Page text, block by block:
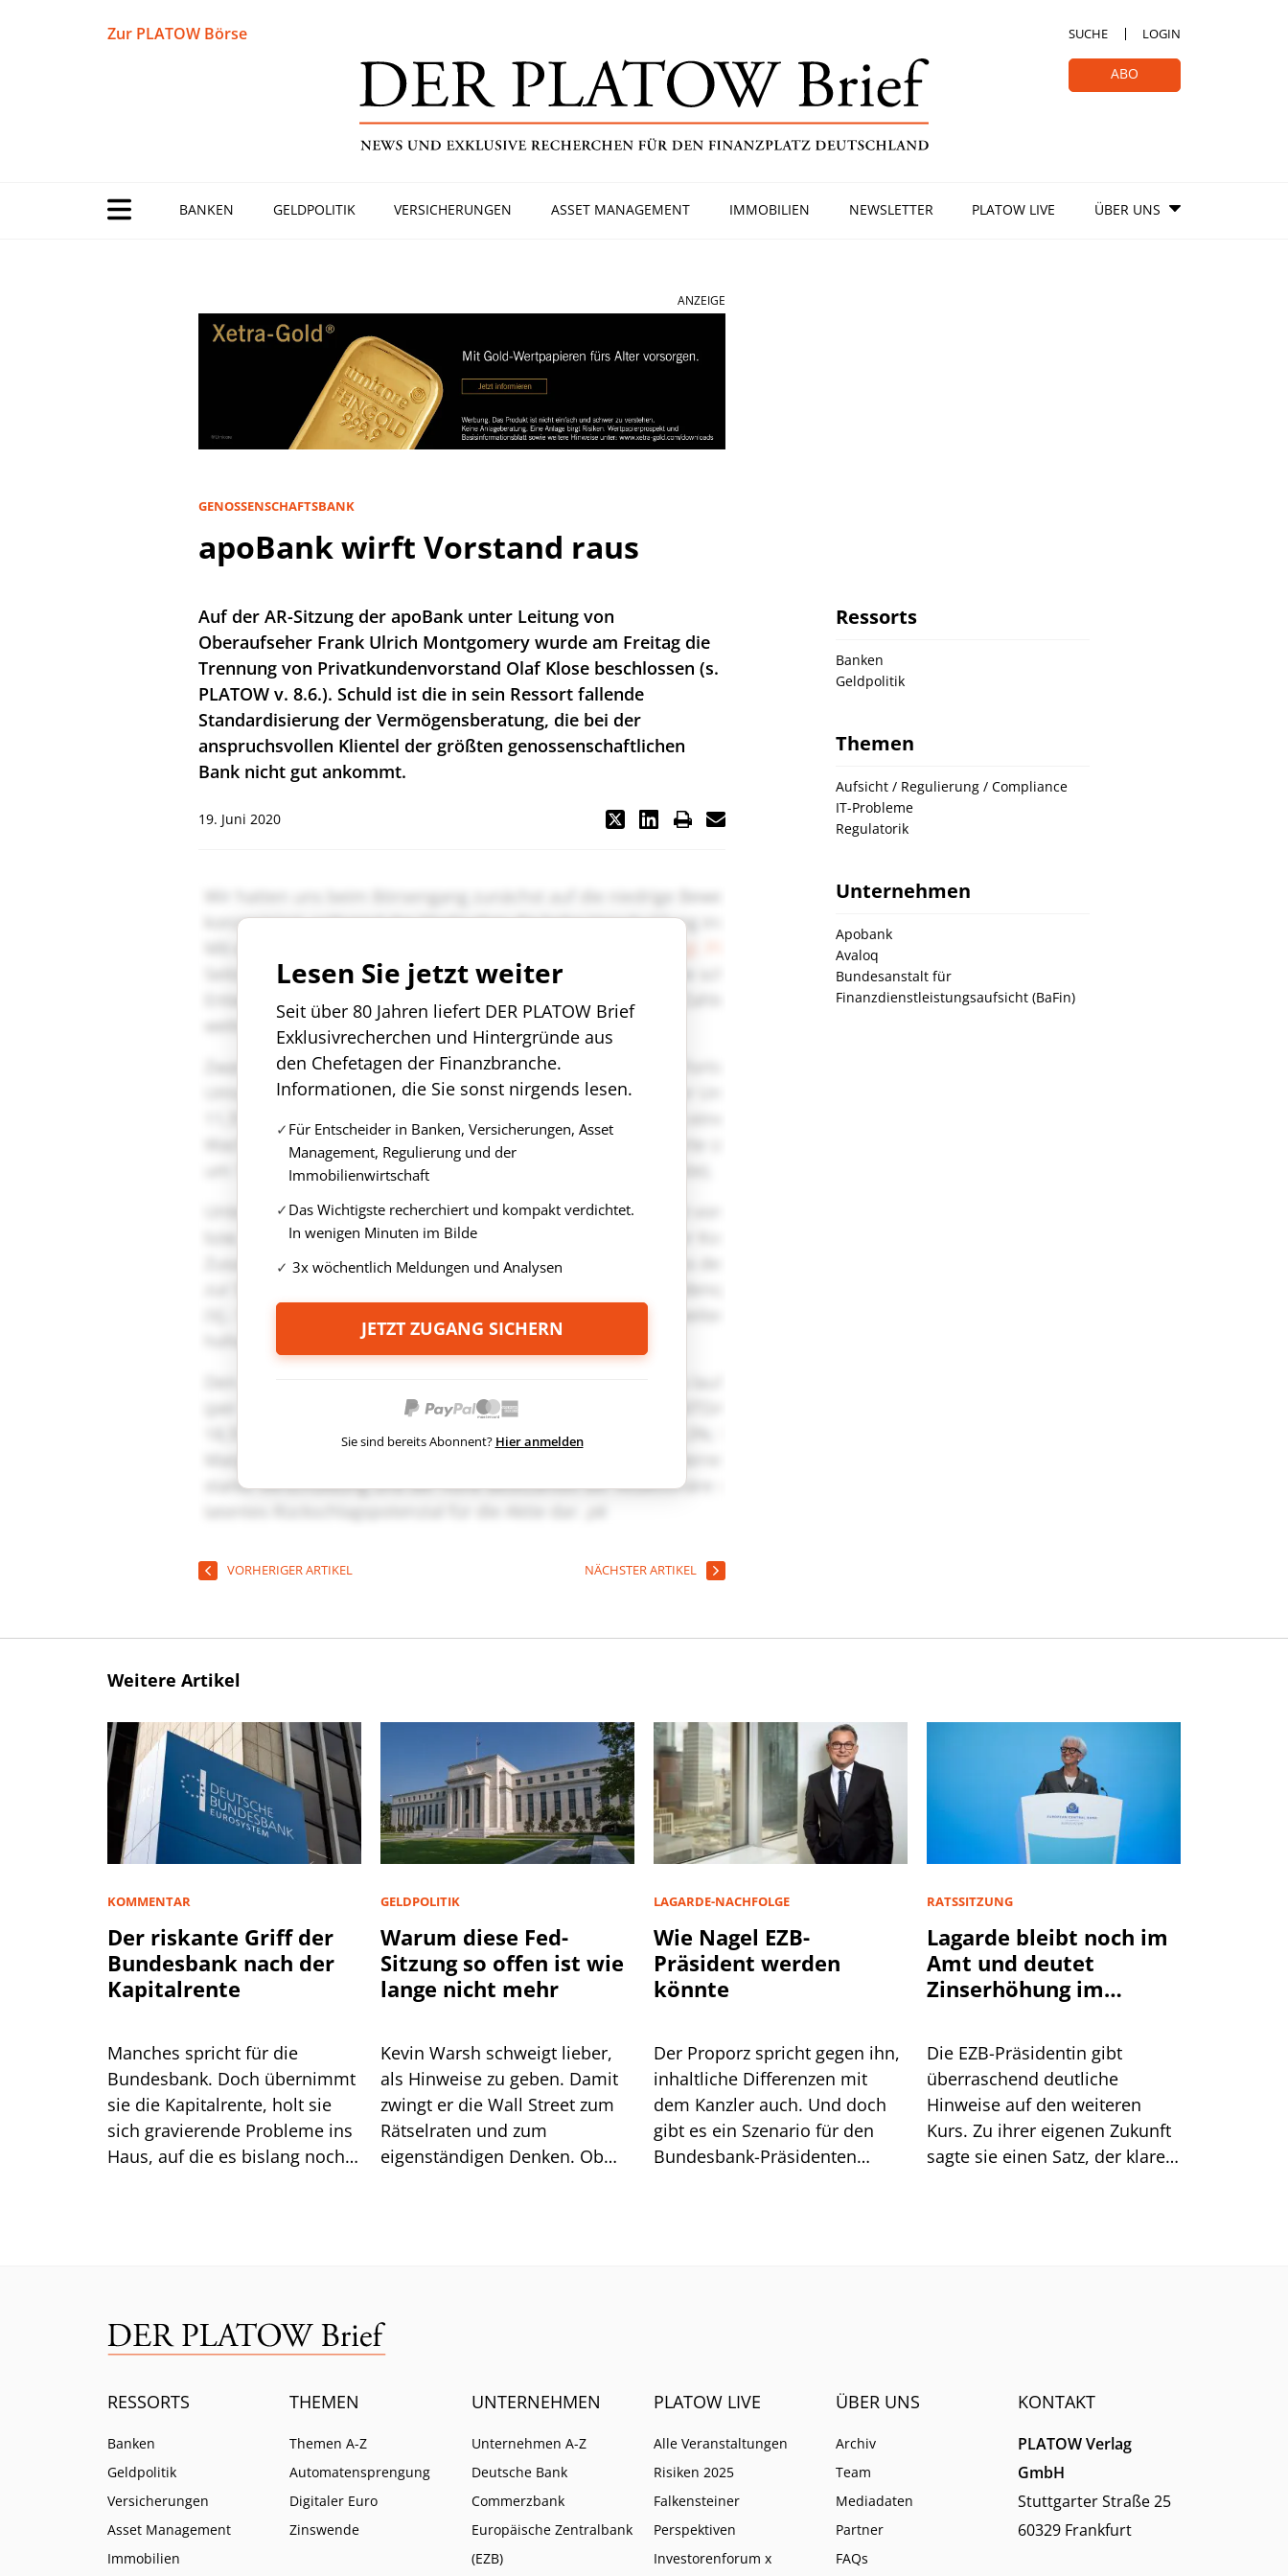
Zur PLATOW Börse SUCHE LOGIN
ABO
BANKEN GELDPOLITIK VERSICHERUNGEN ASSET MANAGEMENT IMMOBILIEN NEWSLETTER PLATOW LIVE ÜBER UNS
ANZEIGE
GENOSSENSCHAFTSBANK
apoBank wirft Vorstand raus
Auf der AR-Sitzung der apoBank unter Leitung von
Oberaufseher Frank Ulrich Montgomery wurde am Freitag die
Trennung von Privatkundenvorstand Olaf Klose beschlossen (s.
PLATOW v. 8.6.). Schuld ist die in sein Ressort fallende
Standardisierung der Vermögensberatung, die bei der
anspruchsvollen Klientel der größten genossenschaftlichen
Bank nicht gut ankommt.
19. Juni 2020
Lesen Sie jetzt weiter
Seit über 80 Jahren liefert DER PLATOW Brief
Exklusivrecherchen und Hintergründe aus
den Chefetagen der Finanzbranche.
Informationen, die Sie sonst nirgends lesen.
Für Entscheider in Banken, Versicherungen, Asset
Management, Regulierung und der
Immobilienwirtschaft
Das Wichtigste recherchiert und kompakt verdichtet.
In wenigen Minuten im Bilde
3x wöchentlich Meldungen und Analysen
JETZT ZUGANG SICHERN
Sie sind bereits Abonnent? Hier anmelden
VORHERIGER ARTIKEL NÄCHSTER ARTIKEL
Ressorts
Banken
Geldpolitik
Themen
Aufsicht / Regulierung / Compliance
IT-Probleme
Regulatorik
Unternehmen
Apobank
Avaloq
Bundesanstalt für
Finanzdienstleistungsaufsicht (BaFin)
Weitere Artikel
KOMMENTAR
Der riskante Griff der
Bundesbank nach der
Kapitalrente
Manches spricht für die
Bundesbank. Doch übernimmt
sie die Kapitalrente, holt sie
sich gravierende Probleme ins
Haus, auf die es bislang noch
GELDPOLITIK
Warum diese Fed-
Sitzung so offen ist wie
lange nicht mehr
Kevin Warsh schweigt lieber,
als Hinweise zu geben. Damit
zwingt er die Wall Street zum
Rätselraten und zum
eigenständigen Denken. Ob
LAGARDE-NACHFOLGE
Wie Nagel EZB-
Präsident werden
könnte
Der Proporz spricht gegen ihn,
inhaltliche Differenzen mit
dem Kanzler auch. Und doch
gibt es ein Szenario für den
Bundesbank-Präsidenten
RATSSITZUNG
Lagarde bleibt noch im
Amt und deutet
Zinserhöhung im
Die EZB-Präsidentin gibt
überraschend deutliche
Hinweise auf den weiteren
Kurs. Zu ihrer eigenen Zukunft
sagte sie einen Satz, der klarer
RESSORTS
Banken
Geldpolitik
Versicherungen
Asset Management
Immobilien
THEMEN
Themen A-Z
Automatensprengung
Digitaler Euro
Zinswende
UNTERNEHMEN
Unternehmen A-Z
Deutsche Bank
Commerzbank
Europäische Zentralbank
(EZB)
PLATOW LIVE
Alle Veranstaltungen
Risiken 2025
Falkensteiner
Perspektiven
Investorenforum x
ÜBER UNS
Archiv
Team
Mediadaten
Partner
FAQs
KONTAKT
PLATOW Verlag
GmbH
Stuttgarter Straße 25
60329 Frankfurt